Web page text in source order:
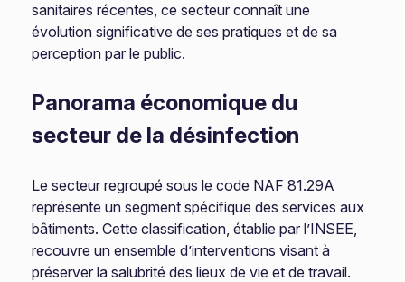
sanitaires récentes, ce secteur connaît une
évolution significative de ses pratiques et de sa
perception par le public.
Panorama économique du
secteur de la désinfection
Le secteur regroupé sous le code NAF 81.29A
représente un segment spécifique des services aux
bâtiments. Cette classification, établie par l’INSEE,
recouvre un ensemble d’interventions visant à
préserver la salubrité des lieux de vie et de travail.